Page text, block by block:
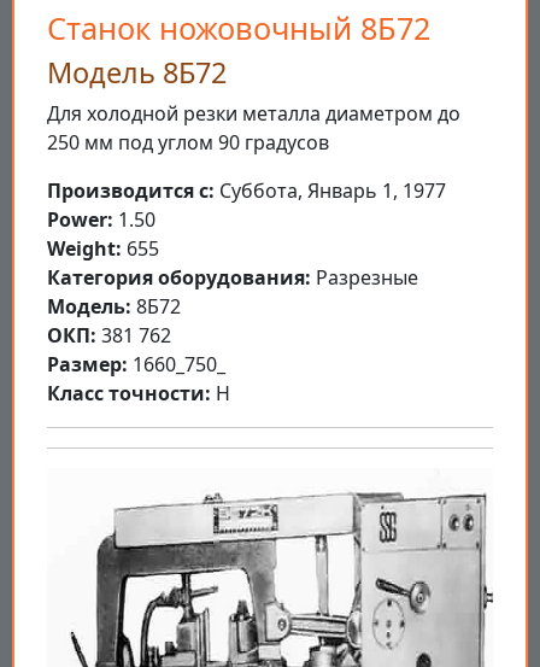
Станок ножовочный 8Б72
Модель 8Б72
Для холодной резки металла диаметром до
250 мм под углом 90 градусов
Производится с: Суббота, Январь 1, 1977
Power: 1.50
Weight: 655
Категория оборудования: Разрезные
Модель: 8Б72
ОКП: 381 762
Размер: 1660_750_
Класс точности: Н